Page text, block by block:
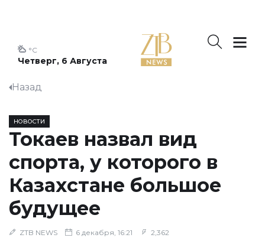
Четверг, 6 Августа
°C
Назад
НОВОСТИ
Токаев назвал вид
спорта, у которого в
Казахстане большое
будущее
ZTB NEWS 6 декабря, 16:21 2,362